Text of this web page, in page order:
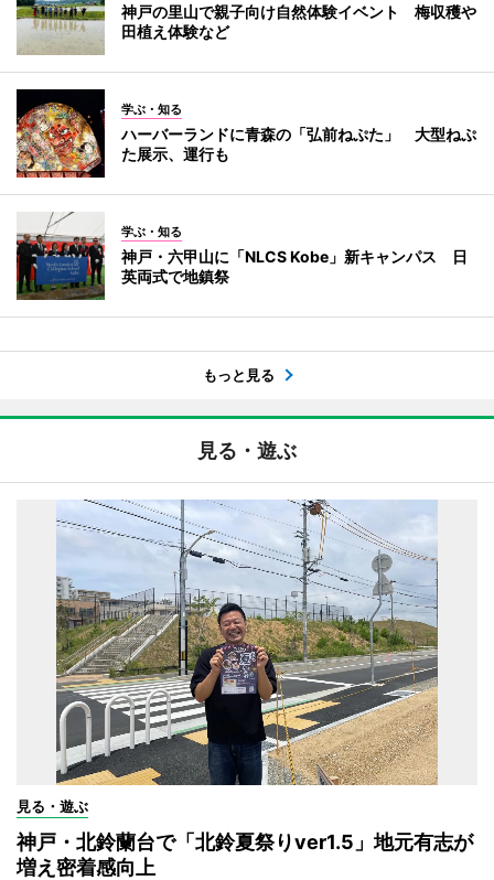
神戸の里山で親子向け自然体験イベント 梅収穫や
田植え体験など
学ぶ・知る
ハーバーランドに青森の「弘前ねぷた」 大型ねぷ
た展示、運行も
学ぶ・知る
神戸・六甲山に「NLCS Kobe」新キャンパス 日
英両式で地鎮祭
もっと見る
見る・遊ぶ
見る・遊ぶ
神戸・北鈴蘭台で「北鈴夏祭りver1.5」地元有志が
増え密着感向上